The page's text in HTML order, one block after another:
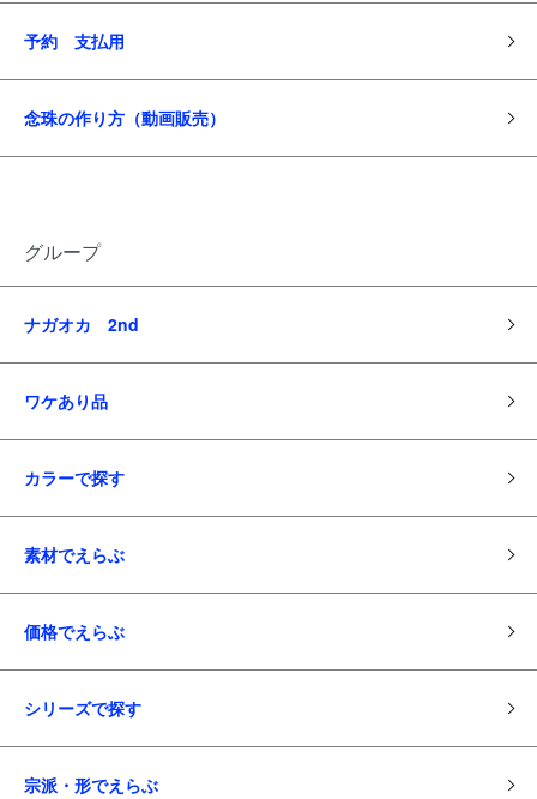
予約 支払用
念珠の作り方（動画販売）
グループ
ナガオカ 2nd
ワケあり品
カラーで探す
素材でえらぶ
価格でえらぶ
シリーズで探す
宗派・形でえらぶ